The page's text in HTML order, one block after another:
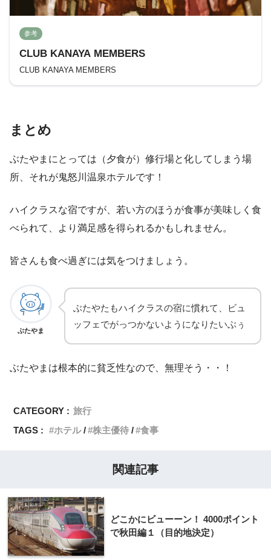
参考
CLUB KANAYA MEMBERS
CLUB KANAYA MEMBERS
まとめ
ぶたやまにとっては（夕食が）修行場と化してしまう場
所、それが鬼怒川温泉ホテルです！
ハイクラスな宿ですが、若い方のほうが食事が美味しく食
べられて、より満足感を得られるかもしれません。
皆さんも食べ過ぎには気をつけましょう。
ぶたやま
ぶたやたもハイクラスの宿に慣れて、ビュ
ッフェでがっつかないようになりたいぶぅ
ぶたやまは根本的に貧乏性なので、無理そう・・！
CATEGORY : 旅行
TAGS :
ホテル 株主優待 食事
関連記事
どこかにビューーン！ 4000ポイント
で秋田編１（目的地決定）